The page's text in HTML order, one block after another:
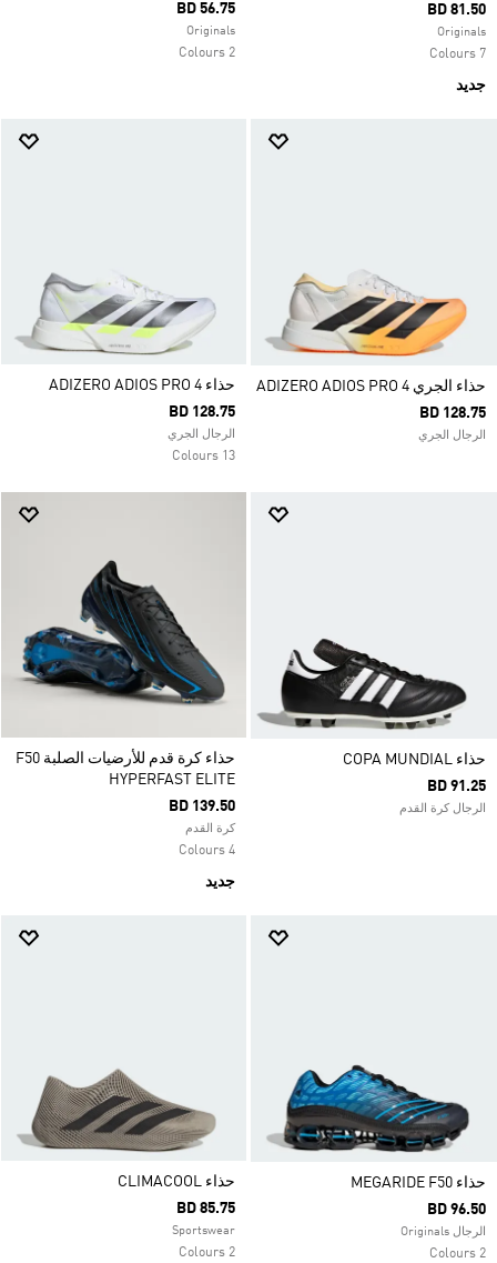
BD 81.50
Originals
7 Colours
جديد
BD 56.75
Originals
2 Colours
حذاء الجري ADIZERO ADIOS PRO 4
BD 128.75
الرجال الجري
حذاء ADIZERO ADIOS PRO 4
BD 128.75
الرجال الجري
13 Colours
حذاء COPA MUNDIAL
BD 91.25
الرجال كرة القدم
حذاء كرة قدم للأرضيات الصلبة F50
HYPERFAST ELITE
BD 139.50
كرة القدم
4 Colours
جديد
حذاء MEGARIDE F50
BD 96.50
الرجال Originals
2 Colours
حذاء CLIMACOOL
BD 85.75
Sportswear
2 Colours